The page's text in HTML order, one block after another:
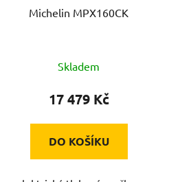
Michelin MPX160CK
Skladem
17 479 Kč
DO KOŠÍKU